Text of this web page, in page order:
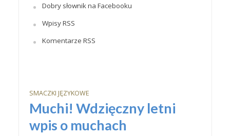
Dobry słownik na Facebooku
Wpisy RSS
Komentarze RSS
SMACZKI JĘZYKOWE
Muchi! Wdzięczny letni
wpis o muchach